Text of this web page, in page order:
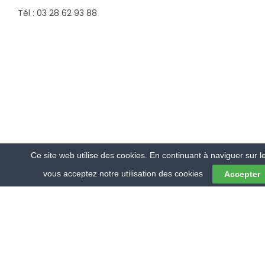
Tél : 03 28 62 93 88
Ce site web utilise des cookies. En continuant à naviguer sur
vous acceptez notre utilisation des cookies
Accepter